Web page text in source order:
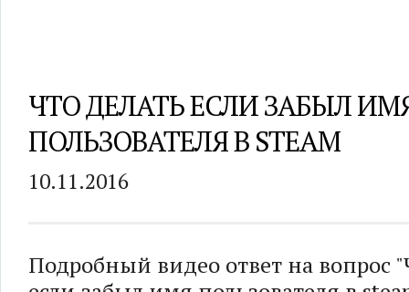
ЧТО ДЕЛАТЬ ЕСЛИ ЗАБЫЛ
ПОЛЬЗОВАТЕЛЯ В STEAM
10.11.2016
Подробный видео ответ на вопрос